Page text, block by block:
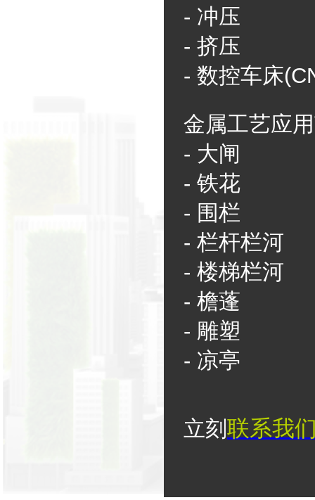
- 冲压
- 挤压
- 数控车床
金属工艺应
- 大闸
- 铁花
- 围栏
- 栏杆栏河
- 楼梯栏河
- 檐蓬
- 雕塑
- 凉亭
立刻 联系我